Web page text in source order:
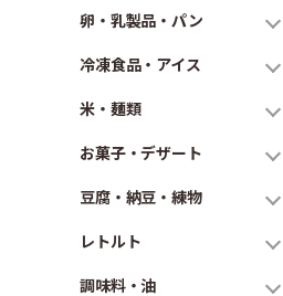
卵・乳製品・パン
冷凍食品・アイス
米・麺類
お菓子・デザート
豆腐・納豆・練物
レトルト
調味料・油